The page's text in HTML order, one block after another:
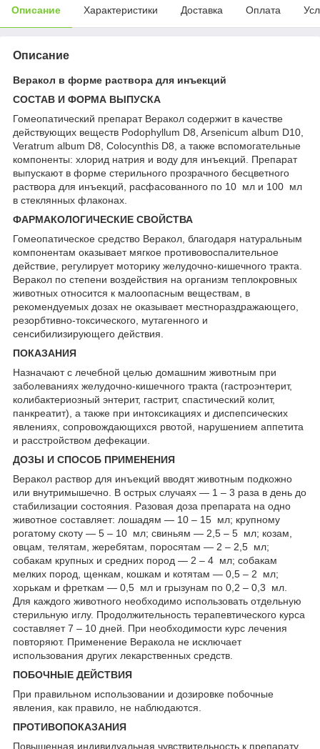
Описание Характеристики Доставка Оплата
Описание
Веракол в форме раствора для инъекций
СОСТАВ И ФОРМА ВЫПУСКА
Гомеопатический препарат Веракол содержит в качестве
действующих веществ Podophyllum D8, Arsenicum album D10,
Veratrum album D8, Colocynthis D8, а также вспомогательные
компоненты: хлорид натрия и воду для инъекций. Препарат
выпускают в форме стерильного прозрачного бесцветного
раствора для инъекций, расфасованного по 10 мл и 100 мл
в стеклянных флаконах.
ФАРМАКОЛОГИЧЕСКИЕ СВОЙСТВА
Гомеопатическое средство Веракол, благодаря натуральным
компонентам оказывает мягкое противовоспалительное
действие, регулирует моторику желудочно-кишечного тракта.
Веракол по степени воздействия на организм теплокровных
животных относится к малоопасным веществам, в
рекомендуемых дозах не оказывает местнораздражающего,
резорбтивно-токсического, мутагенного и
сенсибилизирующего действия.
ПОКАЗАНИЯ
Назначают с лечебной целью домашним животным при
заболеваниях желудочно-кишечного тракта (гастроэнтерит,
колибактериозный энтерит, гастрит, спастический колит,
панкреатит), а также при интоксикациях и диспепсических
явлениях, сопровождающихся рвотой, нарушением аппетита
и расстройством дефекации.
ДОЗЫ И СПОСОБ ПРИМЕНЕНИЯ
Веракол раствор для инъекций вводят животным подкожно
или внутримышечно. В острых случаях — 1 – 3 раза в день до
стабилизации состояния. Разовая доза препарата на одно
животное составляет: лошадям — 10 – 15 мл; крупному
рогатому скоту — 5 – 10 мл; свиньям — 2,5 – 5 мл; козам,
овцам, телятам, жеребятам, поросятам — 2 – 2,5 мл;
собакам крупных и средних пород — 2 – 4 мл; собакам
мелких пород, щенкам, кошкам и котятам — 0,5 – 2 мл;
хорькам и фреткам — 0,5 мл и грызунам по 0,2 – 0,3 мл.
Для каждого животного необходимо использовать отдельную
стерильную иглу. Продолжительность терапевтического курса
составляет 7 – 10 дней. При необходимости курс лечения
повторяют. Применение Веракола не исключает
использования других лекарственных средств.
ПОБОЧНЫЕ ДЕЙСТВИЯ
При правильном использовании и дозировке побочные
явления, как правило, не наблюдаются.
ПРОТИВОПОКАЗАНИЯ
Повышенная индивидуальная чувствительность к препарату.